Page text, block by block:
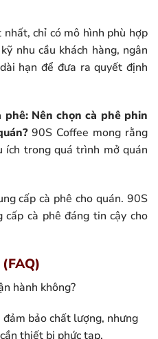
chỉ có mô hình phù hợp
nhu cầu khách hàng, ngân
hạn để đưa ra quyết định
phê: Nên chọn cà phê phin
90S Coffee mong rằng
trong quá trình mở quán
cấp cà phê cho quán. 90S
cà phê đáng tin cậy cho
hành không?
bảo chất lượng, nhưng
thiết bị phức tạp.